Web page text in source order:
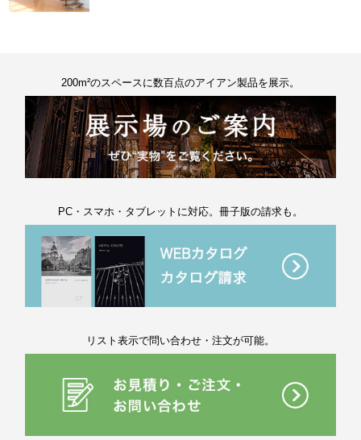
200m²のスペースに数百点のアイアン製品を展示。
PC・スマホ・タブレットに対応。冊子版の請求も。
リスト表示で問い合わせ・注文が可能。